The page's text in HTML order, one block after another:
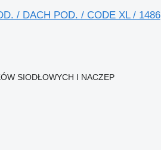
/ DACH POD. / CODE XL / 1486
SIODŁOWYCH I NACZEP